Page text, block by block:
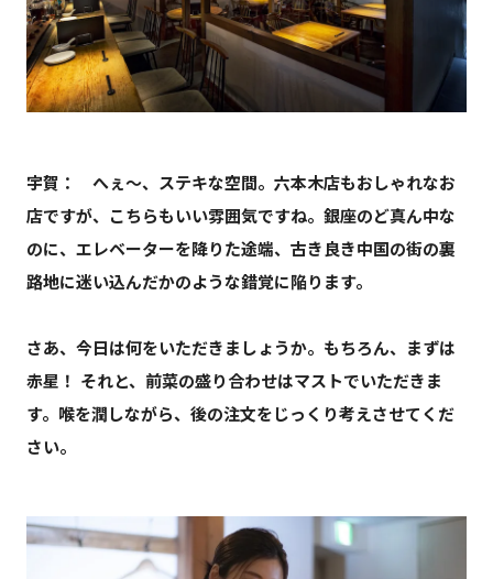
宇賀： へぇ〜、ステキな空間。六本木店もおしゃれなお
店ですが、こちらもいい雰囲気ですね。銀座のど真ん中な
のに、エレベーターを降りた途端、古き良き中国の街の裏
路地に迷い込んだかのような錯覚に陥ります。
さあ、今日は何をいただきましょうか。もちろん、まずは
赤星！ それと、前菜の盛り合わせはマストでいただきま
す。喉を潤しながら、後の注文をじっくり考えさせてくだ
さい。